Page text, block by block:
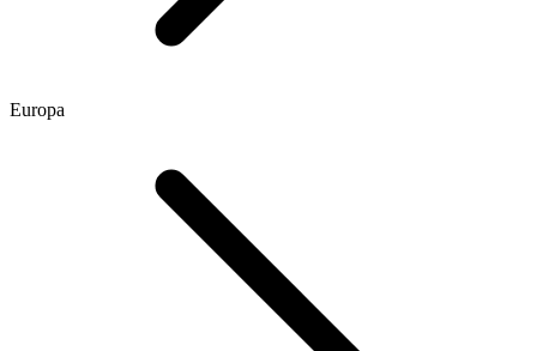
Europa